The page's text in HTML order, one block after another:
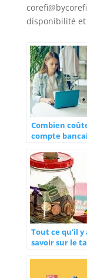
disponibilité et
Combien
compte
Tout ce qu’il y
savoir sur le